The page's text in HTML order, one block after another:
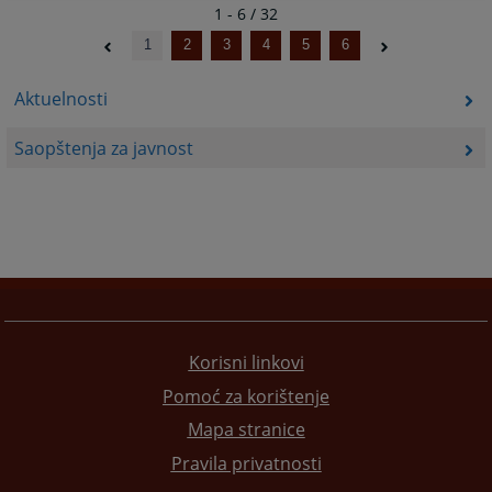
Aktuelnosti
Saopštenja za javnost
1 - 6 / 32
1 2 3 4 5 6
Korisni linkovi
Pomoć za korištenje
Mapa stranice
Pravila privatnosti